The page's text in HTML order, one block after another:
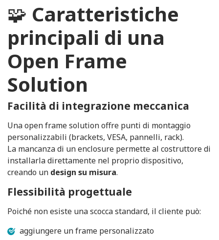
🧩 Caratteristiche
principali di una
Open Frame
Solution
Facilità di integrazione meccanica
Una open frame solution offre punti di montaggio
personalizzabili (brackets, VESA, pannelli, rack).
La mancanza di un enclosure permette al costruttore di
installarla direttamente nel proprio dispositivo,
creando un design su misura.
Flessibilità progettuale
Poiché non esiste una scocca standard, il cliente può:
aggiungere un frame personalizzato